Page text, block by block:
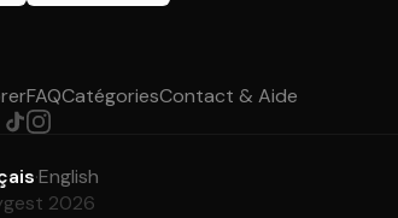
FAQCatégoriesContact & Aide
·English
2026